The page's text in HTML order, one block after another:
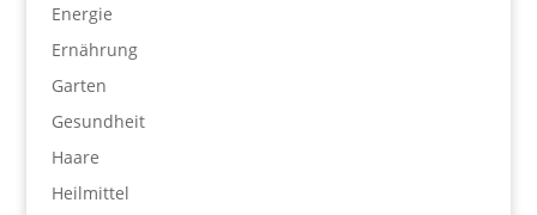
Energie
Ernährung
Garten
Gesundheit
Haare
Heilmittel